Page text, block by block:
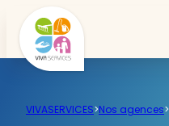
VIVASERVICES>Nos agences>